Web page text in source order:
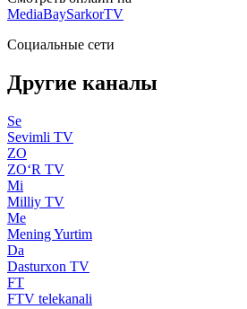
MediaBaySarkorTV
Социальные сети
Другие каналы
Se
Sevimli TV
ZO
ZO‘R TV
Mi
Milliy TV
Me
Mening Yurtim
Da
Dasturxon TV
FT
FTV telekanali